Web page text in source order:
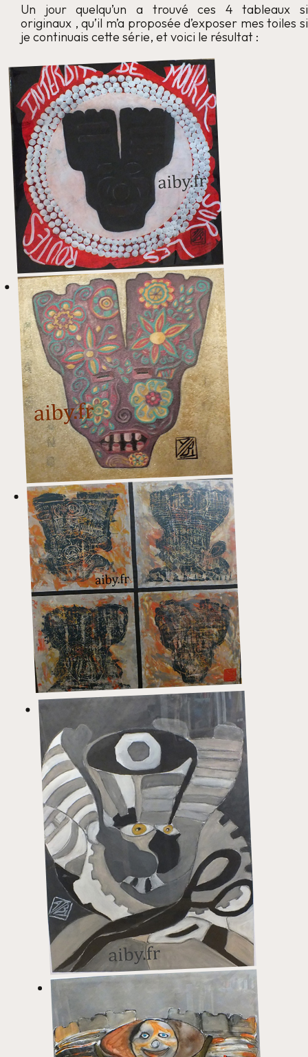
Un jour quelqu’un a trouvé ces 4 tableaux si
originaux , qu’il m’a proposée d’exposer mes toiles si
je continuais cette série, et voici le résultat :